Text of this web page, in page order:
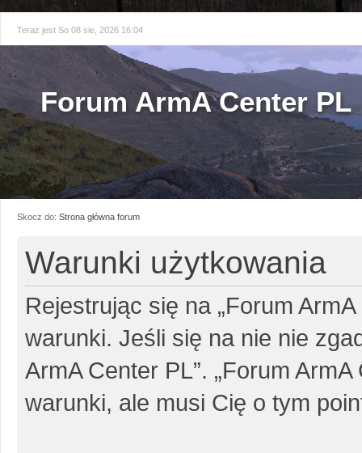
Teraz jest So 08 sie, 2026 16:04
Forum ArmA Center PL
Skocz do: Strona główna forum
Warunki użytkowania
Rejestrując się na „Forum
warunki. Jeśli się na nie nie
ArmA Center PL”. „Forum
warunki, ale musi Cię o tym